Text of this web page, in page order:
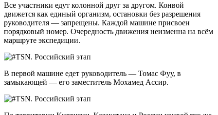
Все участники едут колонной друг за другом. Конвой
движется как единый организм, остановки без разрешения
руководителя — запрещены. Каждой машине присвоен
порядковый номер. Очередность движения неизменна на всём
маршруте экспедиции.
В первой машине едет руководитель — Томас Фуу, в
замыкающей — его заместитель Мохамед Ассир.